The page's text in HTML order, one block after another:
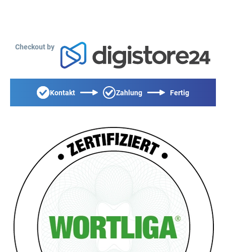
Checkout by
Kontakt Zahlung Fertig